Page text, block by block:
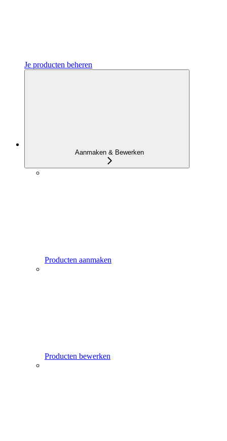
Je producten beheren
Aanmaken & Bewerken
Producten aanmaken
Producten bewerken